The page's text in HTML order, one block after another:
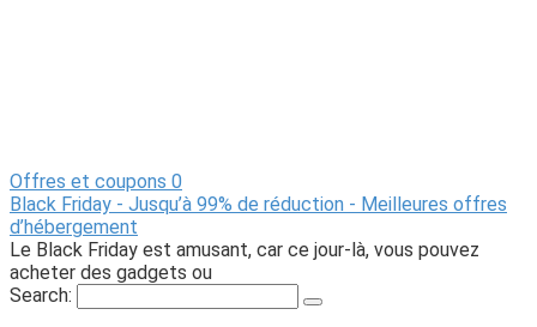
Offres et coupons 0
Black Friday - Jusqu’à 99% de réduction - Meilleures offres
d’hébergement
Le Black Friday est amusant, car ce jour-là, vous pouvez
acheter des gadgets ou
Search: